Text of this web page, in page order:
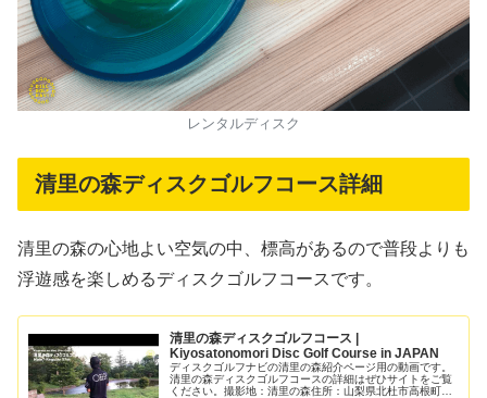
レンタルディスク
清里の森ディスクゴルフコース詳細
清里の森の心地よい空気の中、標高があるので普段よりも
浮遊感を楽しめるディスクゴルフコースです。
清里の森ディスクゴルフコース |
Kiyosatonomori Disc Golf Course in JAPAN
ディスクゴルフナビの清里の森紹介ページ用の動画です。
清里の森ディスクゴルフコースの詳細はぜひサイトをご覧
ください。撮影地：清里の森住所：山梨県北杜市高根町清